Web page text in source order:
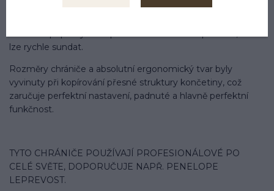
lze rychle sundat.
Rozměry chrániče a absolutní ergonomický tvar byly
vyvinuty při kopírování přesné struktury končetiny, což
zaručuje perfektní nastavení, padnuté a hlavně perfektní
funkčnost.
TYTO CHRÁNIČE POUŽÍVAJÍ PROFESIONÁLOVÉ PO
CELÉ SVĚTE, DOPORUČUJE NAPŘ. PENELOPE
LEPREVOST.